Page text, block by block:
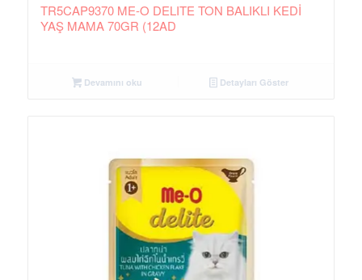
TR5CAP9370 ME-O DELITE TON BALIKLI KEDİ
YAŞ MAMA 70GR (12AD
Devamını oku Detayları Göster